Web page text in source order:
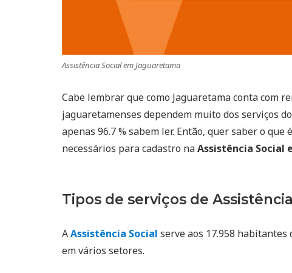
Assistência Social em Jaguaretama
Cabe lembrar que como Jaguaretama conta com
jaguaretamenses dependem muito dos serviços do
apenas 96.7 % sabem ler. Então, quer saber o
necessários para cadastro naAssistência Social
Tipos de serviços de
AAssistência Social serve aos 17.958
em vários setores.